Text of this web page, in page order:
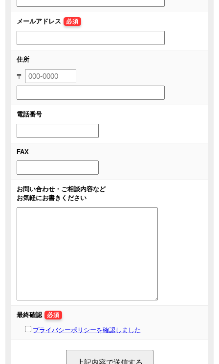
メールアドレス 必須
住所
〒
電話番号
FAX
お問い合わせ・ご相談内容など
お気軽にお書きください
最終確認 必須
プライバシーポリシーを確認しました